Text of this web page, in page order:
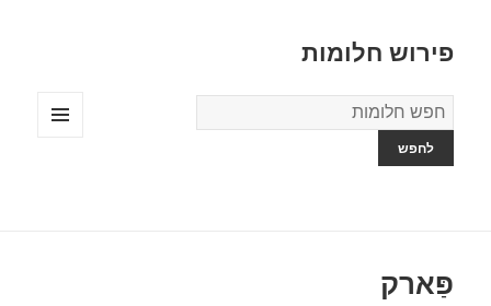
פירוש חלומות
מילון
החלומות
פַּארק